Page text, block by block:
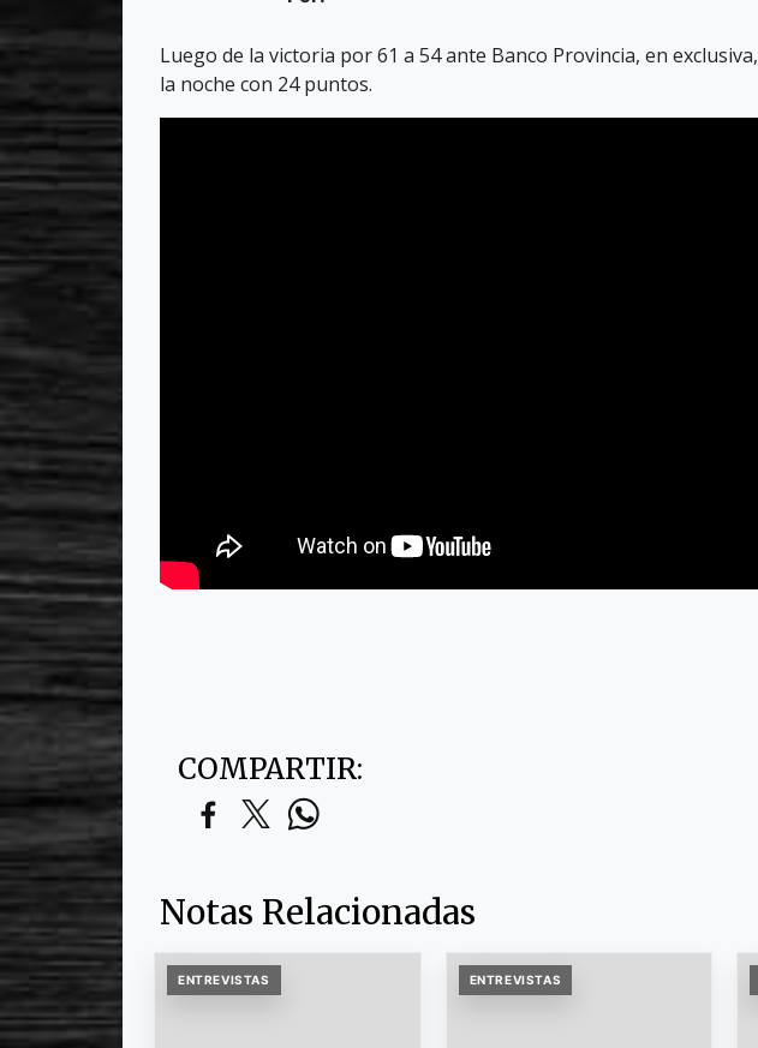
Luego de la victoria por 61 a 54 ante Banco Provincia, en
la noche con 24 puntos.
COMPARTIR:
Notas Relacionadas
ENTREVISTAS ENTREVISTAS